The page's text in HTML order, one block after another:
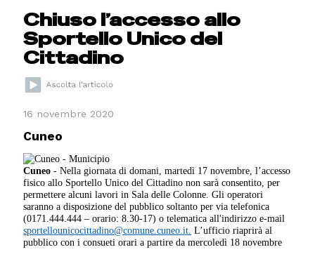
Chiuso l’accesso allo
Sportello Unico del
Cittadino
16 novembre 2020
Cuneo
Cuneo - Nella giornata di domani, martedì 17 novembre, l’accesso
fisico allo Sportello Unico del Cittadino non sarà consentito, per
permettere alcuni lavori in Sala delle Colonne. Gli operatori
saranno a disposizione del pubblico soltanto per via telefonica
(0171.444.444 – orario: 8.30-17) o telematica all'indirizzo e-mail
sportellounicocittadino@comune.cuneo.it. L’ufficio riaprirà al
pubblico con i consueti orari a partire da mercoledì 18 novembre